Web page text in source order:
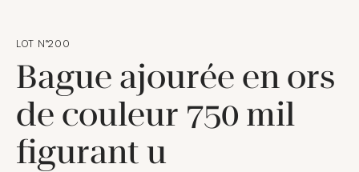
LOT N°200
Bague ajourée en ors
de couleur 750 mil
figurant u